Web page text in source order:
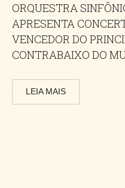
ORQUESTRA
APRESENTA
VENCEDOR DO
CONTRABAIXO DO
LEIA MAIS